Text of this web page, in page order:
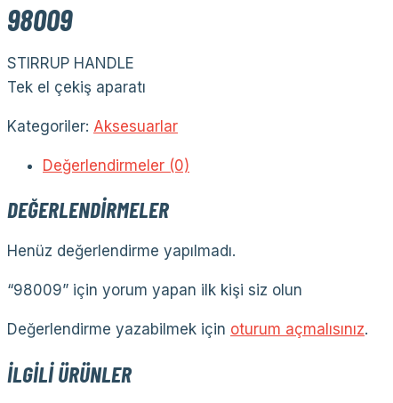
98009
STIRRUP HANDLE
Tek el çekiş aparatı
Kategoriler: Aksesuarlar
Değerlendirmeler (0)
DEĞERLENDIRMELER
Henüz değerlendirme yapılmadı.
“98009” için yorum yapan ilk kişi siz olun
Değerlendirme yazabilmek için oturum açmalısınız.
İLGILI ÜRÜNLER